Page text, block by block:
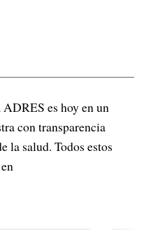
es hoy en un
con transparencia
la salud. Todos estos